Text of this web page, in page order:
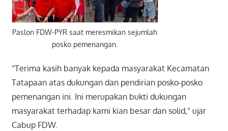
Paslon FDW-PYR saat meresmikan sejumlah
posko pemenangan.
“Terima kasih banyak kepada masyarakat Kecamatan
Tatapaan atas dukungan dan pendirian posko-posko
pemenangan ini. Ini merupakan bukti dukungan
masyarakat terhadap kami kian besar dan solid,” ujar
Cabup FDW.